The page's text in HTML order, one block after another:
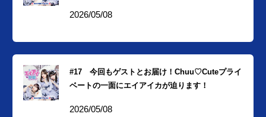
2026/05/08
#17 今回もゲストとお届け！Chuu♡Cuteプライ
ベートの一面にエイアイカが迫ります！
2026/05/08